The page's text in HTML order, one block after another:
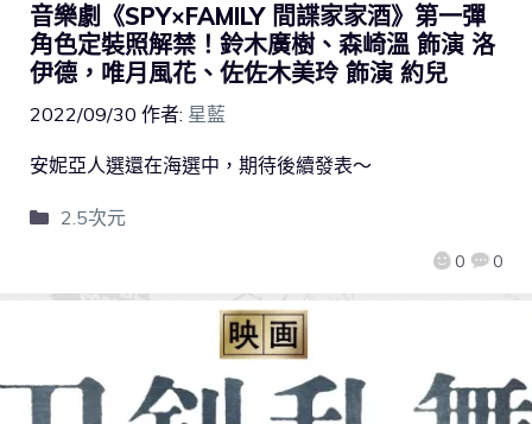
音樂劇《SPY×FAMILY 間諜家家酒》第一彈
角色定裝照解禁！鈴木廣樹、森崎溫 飾演 洛
伊德，唯月風花、佐佐木美玲 飾演 約兒
2022/09/30 作者: 星藍
0 0
安妮亞人選還在海選中，期待後續發表～
2.5次元